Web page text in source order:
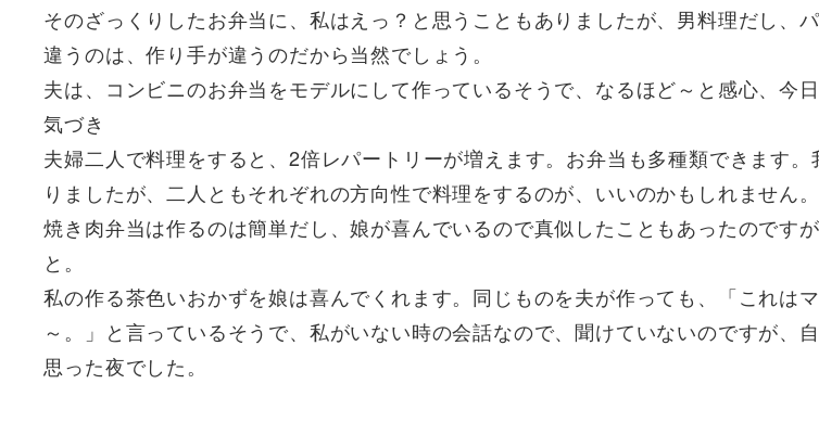
そのざっくりしたお弁当に、私はえっ？と思うこともありましたが、男料理だし、
違うのは、作り手が違うのだから当然でしょう。
夫は、コンビニのお弁当をモデルにして作っているそうで、なるほど～と感心、今日
気づき
夫婦二人で料理をすると、2倍レパートリーが増えます。お弁当も多種類できます
りましたが、二人ともそれぞれの方向性で料理をするのが、いいのかもしれません。
焼き肉弁当は作るのは簡単だし、娘が喜んでいるので真似したこともあったのです
と。
私の作る茶色いおかずを娘は喜んでくれます。同じものを夫が作っても、「これは
～。」と言っているそうで、私がいない時の会話なので、聞けていないのですが、
思った夜でした。